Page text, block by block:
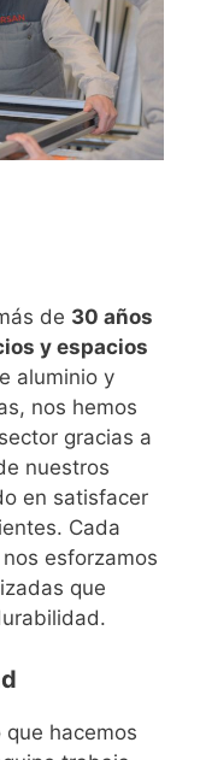
de 30 años
y espacios
aluminio y
nos hemos
gracias a
nuestros
en satisfacer
Cada
esforzamos
que
hacemos